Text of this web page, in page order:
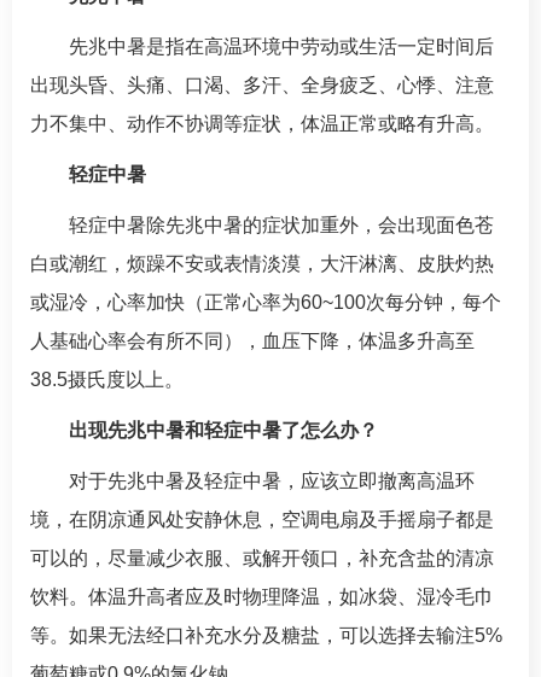
先兆中暑是指在高温环境中劳动或生活一定时间后
出现头昏、头痛、口渴、多汗、全身疲乏、心悸、注意
力不集中、动作不协调等症状，体温正常或略有升高。
轻症中暑
轻症中暑除先兆中暑的症状加重外，会出现面色苍
白或潮红，烦躁不安或表情淡漠，大汗淋漓、皮肤灼热
或湿冷，心率加快（正常心率为60~100次每分钟，每个
人基础心率会有所不同），血压下降，体温多升高至
38.5摄氏度以上。
出现先兆中暑和轻症中暑了怎么办？
对于先兆中暑及轻症中暑，应该立即撤离高温环
境，在阴凉通风处安静休息，空调电扇及手摇扇子都是
可以的，尽量减少衣服、或解开领口，补充含盐的清凉
饮料。体温升高者应及时物理降温，如冰袋、湿冷毛巾
等。如果无法经口补充水分及糖盐，可以选择去输注5%